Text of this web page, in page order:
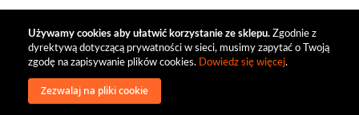
Używamy cookies aby ułatwić korzystanie ze sklepu. Zgodnie z
dyrektywą dotyczącą prywatności w sieci, musimy zapytać o Twoją
zgodę na zapisywanie plików cookies. Dowiedz się więcej.
Zezwalaj na pliki cookie